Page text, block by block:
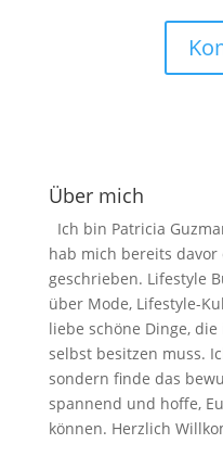
Über mich
Ich bin Patricia
hab mich bereits
geschrieben. Lifestyle
über Mode, Lifestyle-
liebe schöne Dinge,
selbst besitzen muss.
sondern finde das
spannend und hoffe,
können. Herzlich